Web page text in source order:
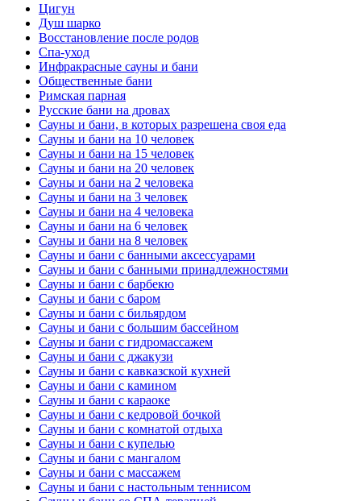
Цигун
Душ шарко
Восстановление после родов
Спа-уход
Инфракрасные сауны и бани
Общественные бани
Римская парная
Русские бани на дровах
Сауны и бани, в которых разрешена своя еда
Сауны и бани на 10 человек
Сауны и бани на 15 человек
Сауны и бани на 20 человек
Сауны и бани на 2 человека
Сауны и бани на 3 человек
Сауны и бани на 4 человека
Сауны и бани на 6 человек
Сауны и бани на 8 человек
Сауны и бани с банными аксессуарами
Сауны и бани с банными принадлежностями
Сауны и бани с барбекю
Сауны и бани с баром
Сауны и бани с бильярдом
Сауны и бани с большим бассейном
Сауны и бани с гидромассажем
Сауны и бани с джакузи
Сауны и бани с кавказской кухней
Сауны и бани с камином
Сауны и бани с караоке
Сауны и бани с кедровой бочкой
Сауны и бани с комнатой отдыха
Сауны и бани с купелью
Сауны и бани с мангалом
Сауны и бани с массажем
Сауны и бани с настольным теннисом